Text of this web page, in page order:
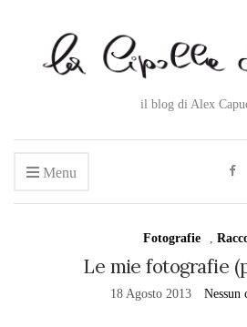
il blog di Alex
Menu
Fotografie
Le mie fotografie
18 Agosto 2013 Nessun